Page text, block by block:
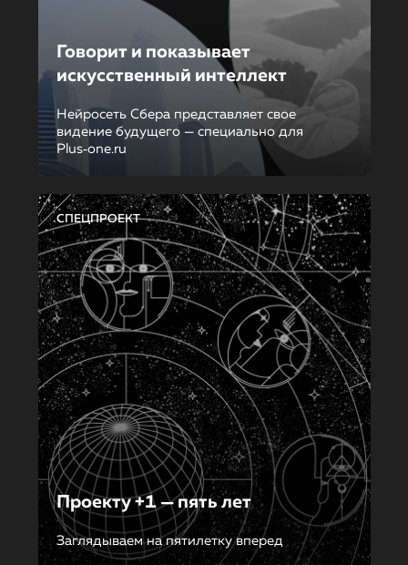
Говорит и показывает
искусственный интеллект
Нейросеть Сбера представляет свое
видение будущего — специально для
Plus‑one.ru
СПЕЦПРОЕКТ
Проекту +1 — пять лет
Заглядываем на пятилетку вперед